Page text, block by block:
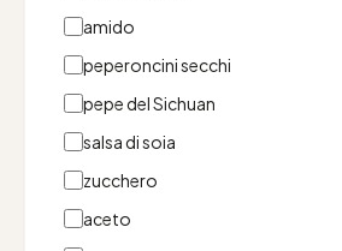
amido
peperoncini secchi
pepe del Sichuan
salsa di soia
zucchero
aceto